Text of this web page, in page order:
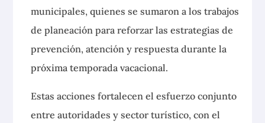
municipales, quienes se sumaron a los trabajos
de planeación para reforzar las estrategias de
prevención, atención y respuesta durante la
próxima temporada vacacional.
Estas acciones fortalecen el esfuerzo conjunto
entre autoridades y sector turístico, con el